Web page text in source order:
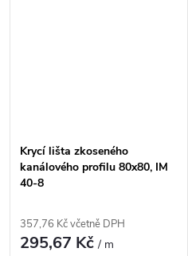
Krycí lišta zkoseného
kanálového profilu 80x80, IM
40-8
357,76 Kč včetně DPH
295,67 Kč/ m